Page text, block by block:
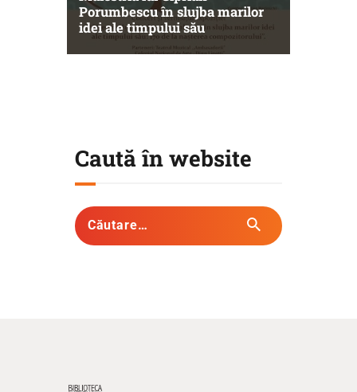
Porumbescu în slujba marilor
idei ale timpului său
Caută în website